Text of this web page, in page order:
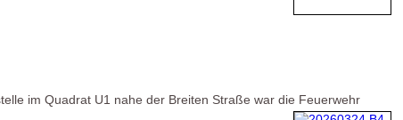
im Quadrat U1 nahe der Breiten Straße war die Feuerwehr